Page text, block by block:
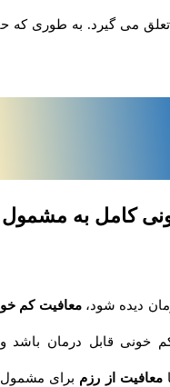
گیرد. به طوری که حتی
کامل به مشمول
دیده شود،معافیت کم خونی
قابل درمان باشد و با
از رزم برای مشمول به